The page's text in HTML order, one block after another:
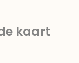
kaart